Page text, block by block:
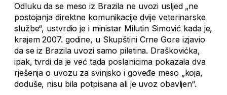
Odluku da se meso iz Brazila ne uvozi usljed „ne
postojanja direktne komunikacije dvije veterinarske
službe“, ustvrdio je i ministar Milutin Simović kada je,
krajem 2007. godine, u Skupštini Crne Gore izjavio
da se iz Brazila uvozi samo piletina. Draškovićka,
ipak, tvrdi da je već tada poslanicima pokazala dva
rješenja o uvozu za svinjsko i goveđe meso „koja,
doduše, nisu bila potpisana ali je uvoz obavljen“.